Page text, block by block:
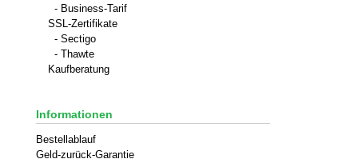
- Business-Tarif
SSL-Zertifikate
- Sectigo
- Thawte
Kaufberatung
Informationen
Bestellablauf
Geld-zurück-Garantie